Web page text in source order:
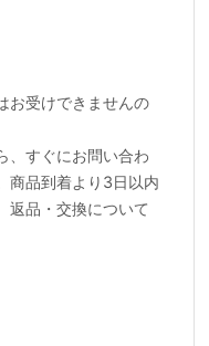
お受けできませんの
、すぐにお問い合わ
商品到着より3日以内
返品・交換について